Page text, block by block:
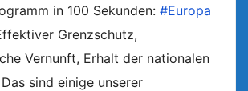
in 100 Sekunden: #Europa
Grenzschutz,
Vernunft, Erhalt der nationalen
sind einige unserer